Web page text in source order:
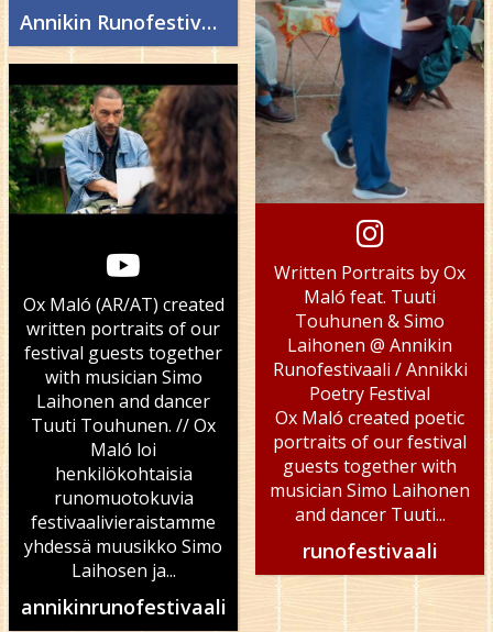
Annikin Runofestivaali - Annikki Poetry Festival
Ox Maló (AR/AT) created
written portraits of our
festival guests together
with musician Simo
Laihonen and dancer
Tuuti Touhunen. // Ox
Maló loi
henkilökohtaisia
runomuotokuvia
festivaalivieraistamme
yhdessä muusikko Simo
Laihosen ja...
annikinrunofestivaali
Written Portraits by Ox
Maló feat. Tuuti
Touhunen & Simo
Laihonen @ Annikin
Runofestivaali / Annikki
Poetry Festival
Ox Maló created poetic
portraits of our festival
guests together with
musician Simo Laihonen
and dancer Tuuti...
runofestivaali